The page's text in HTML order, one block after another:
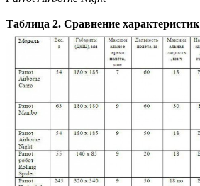
Таблица 2. Сравнение характеристик